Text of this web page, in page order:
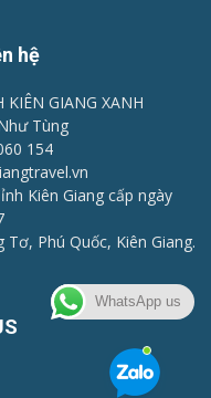
hệ
GIANG XANH
Tùng
154
Kiên Giang cấp ngày
Phú Quốc, Kiên Giang.
WhatsApp us